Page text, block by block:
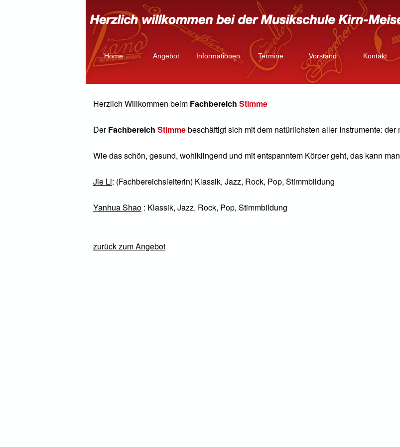
Home Angebot Informationen Termine Vorstand Kontakt
Herzlich Willkommen beim Fachbereich Stimme
DerFachbereich Stimmebeschäftigt sich mit dem natürlichsten aller Instrumente:
Wie das schön, gesund, wohlklingend und mit entspanntem Körper geht, das kann
Jie Li: (Fachbereichsleiterin) Klassik, Jazz, Rock, Pop, Stimmbildung
Yanhua Shao : Klassik, Jazz, Rock, Pop, Stimmbildung
zurück zum Angebot